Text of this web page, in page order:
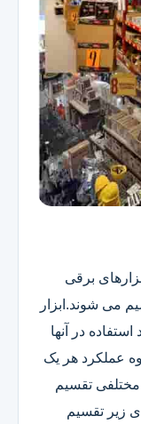
برقی
می شوند.ابزار
در آنها
عملکرد هر یک
مختلفی تقسیم
زیر تقسیم